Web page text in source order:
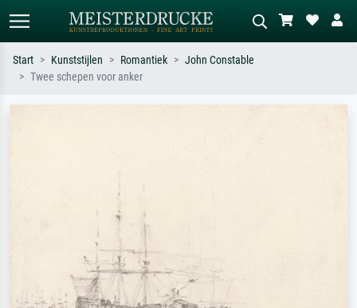
Start Kunststijlen Romantiek
John Constable
Twee schepen voor anker